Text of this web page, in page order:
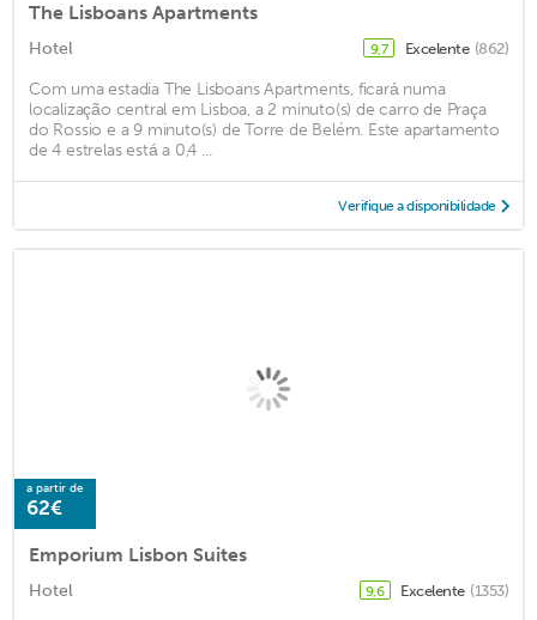
The Lisboans Apartments
Hotel 9,7 Excelente (862)
Com uma estadia The Lisboans Apartments, ficará numa
localização central em Lisboa, a 2 minuto(s) de carro de Praça
do Rossio e a 9 minuto(s) de Torre de Belém. Este apartamento
de 4 estrelas está a 0,4 ...
Verifique a disponibilidade
a partir de
62€
Emporium Lisbon Suites
Hotel 9,6 Excelente (1353)